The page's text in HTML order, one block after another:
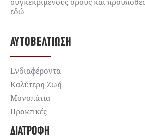
εδώ
ΑΥΤΟΒΕΛΤΊΩΣΗ
Ενδιαφέροντα
Καλύτερη Ζωή
Μονοπάτια
Πρακτικές
ΔΙΑΤΡΟΦΉ